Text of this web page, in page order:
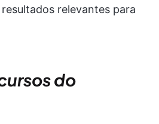
relevantes para
do